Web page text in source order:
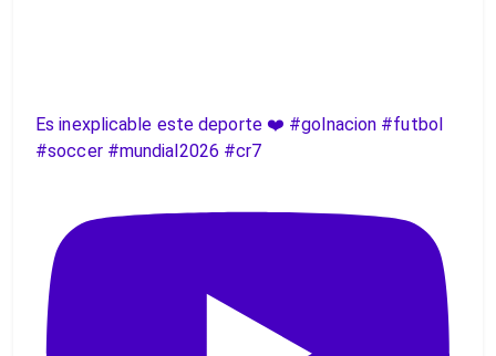
Es inexplicable este deporte ❤️ #golnacion #futbol
#soccer #mundial2026 #cr7